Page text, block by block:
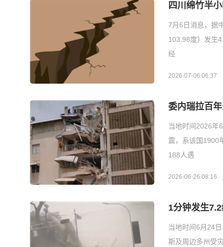
四川绵竹半
7月6日消息，据
103.98度）发生
经
2026-07-06 06:37
委内瑞拉百
当地时间2026年
震，系该国1900
188人遇
2026-06-26 08:16
1分钟发生
当地时间6月24
斯及周边多州受